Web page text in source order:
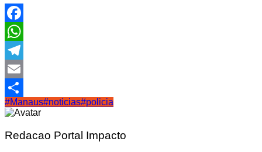
Facebook
WhatsApp
Telegram
Email
Share
#Manaus#noticias#policia
Redacao Portal Impacto